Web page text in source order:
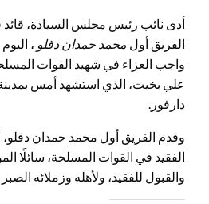
أدى نائب رئيس مجلس السيادة، قائد
الفريق أول محمد حمدان دقلو ،
واجب العزاء في شهيد القوات
علي بخيت، الذي استشهد أمس
دارفور.
وقدم الفريق أول محمد حمدان دقلو،
الفقيد في القوات المسلحة، سائلًا
والقبول للفقيد، ولأهله وزملائه